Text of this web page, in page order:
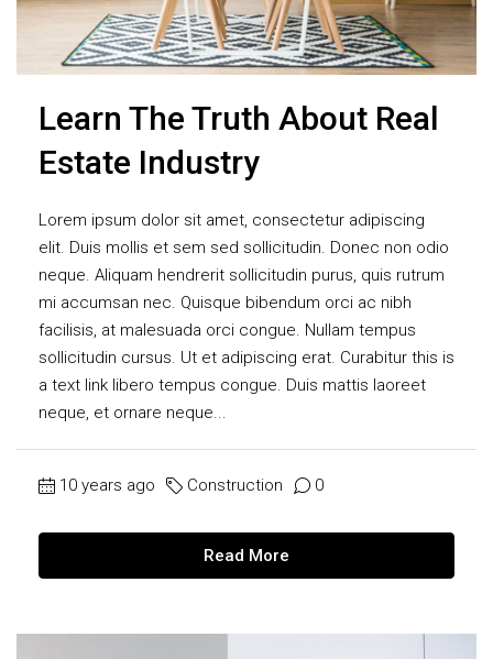
Learn The Truth About Real
Estate Industry
Lorem ipsum dolor sit amet, consectetur adipiscing
elit. Duis mollis et sem sed sollicitudin. Donec non odio
neque. Aliquam hendrerit sollicitudin purus, quis rutrum
mi accumsan nec. Quisque bibendum orci ac nibh
facilisis, at malesuada orci congue. Nullam tempus
sollicitudin cursus. Ut et adipiscing erat. Curabitur this is
a text link libero tempus congue. Duis mattis laoreet
neque, et ornare neque...
10 years ago Construction 0
Read More